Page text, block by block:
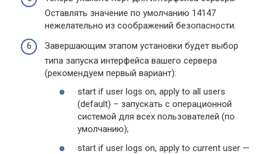
Оставлять значение по умолчанию 14147
нежелательно из соображений безопасности.
Завершающим этапом установки будет выбор
типа запуска интерфейса вашего сервера
(рекомендуем первый вариант):
start if user logs on, apply to all users
(default) – запускать с операционной
системой для всех пользователей (по
умолчанию);
start if user logs on, apply to current user —